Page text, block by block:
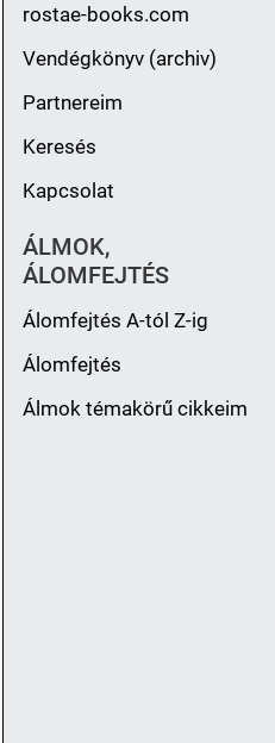
rostae-books.com
Vendégkönyv (archiv)
Partnereim
Keresés
Kapcsolat
ÁLMOK,
ÁLOMFEJTÉS
Álomfejtés A-tól Z-ig
Álomfejtés
Álmok témakörű cikkeim